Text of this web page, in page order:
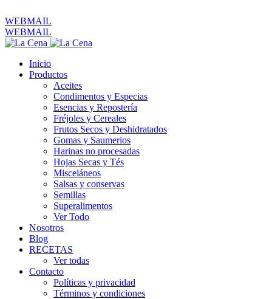
WEBMAIL
WEBMAIL
Inicio
Productos
Aceites
Condimentos y Especias
Esencias y Repostería
Fréjoles y Cereales
Frutos Secos y Deshidratados
Gomas y Saumerios
Harinas no procesadas
Hojas Secas y Tés
Misceláneos
Salsas y conservas
Semillas
Superalimentos
Ver Todo
Nosotros
Blog
RECETAS
Ver todas
Contacto
Políticas y privacidad
Términos y condiciones